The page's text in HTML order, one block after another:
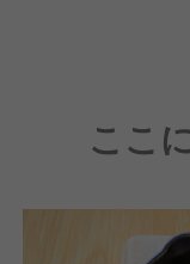
ったスタッフも
ここ